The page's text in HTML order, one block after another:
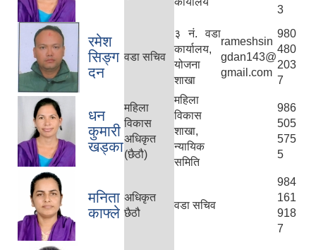
3
रमेश
सिङ्ग
दन
वडा सचिव
३ नं. वडा
कार्यालय,
योजना
शाखा
rameshsin
gdan143@
gmail.com
980
480
203
7
धन
कुमारी
खड्का
महिला
विकास
अधिकृत
(छैठौ)
महिला
विकास
शाखा,
न्यायिक
समिति
986
505
575
5
मनिता
काफ्ले
अधिकृत
छैठौ
वडा सचिव
984
161
918
7